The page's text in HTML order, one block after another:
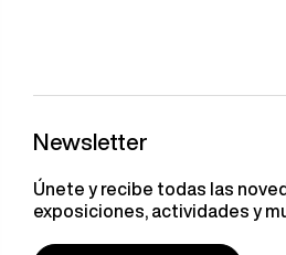
Newsletter
Únete y recibe todas las
exposiciones, actividades y